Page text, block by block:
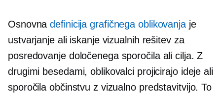
Osnovnadefinicija grafičnega oblikovanjaje
ustvarjanje ali iskanje vizualnih rešitev za
posredovanje določenega sporočila ali cilja. Z
drugimi besedami, oblikovalci projicirajo ideje ali
sporočila občinstvu z vizualno predstavitvijo. To